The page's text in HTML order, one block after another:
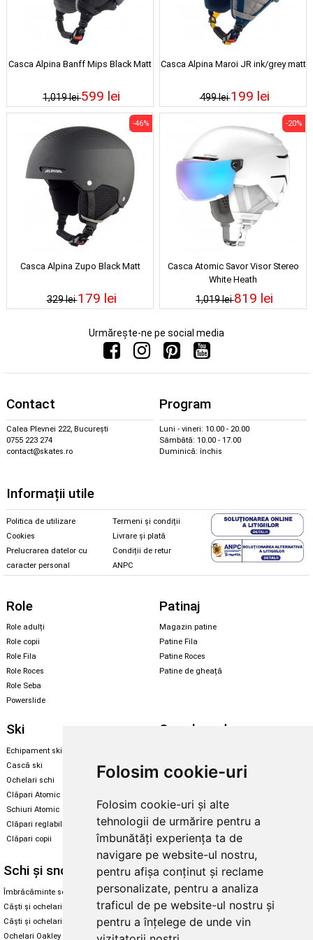
Folosim cookie-uri
Folosim cookie-uri și alte
tehnologii de urmărire pentru a
îmbunătăți experiența ta de
navigare pe website-ul nostru,
pentru afișa conținut și reclame
personalizate, pentru a analiza
traficul de pe website-ul nostru și
pentru a înțelege de unde vin
Casca Alpina Banff Mips Black Matt
1,019 lei599 lei
Casca Alpina Maroi JR ink/grey matt
499 lei199 lei
Casca Alpina Zupo Black Matt
329 lei
-46%
179 lei
Casca Atomic Savor Visor Stereo
White Heath
1,019 lei
-20%
819 lei
Urmărește-ne pe social media
Contact
Calea Plevnei 222, București
0755 223 274
contact@skates.ro
Program
Luni - vineri: 10.00 - 20.00
Sâmbătă: 10.00 - 17.00
Duminică: închis
Informații utile
Politica de utilizare
Cookies
Prelucrarea datelor cu
caracter personal
Termeni și condiții
Livrare și plată
Condiții de retur
ANPC
Role
Role adulți
Role copii
Role Fila
Role Roces
Role Seba
Powerslide
Patinaj
Magazin patine
Patine Fila
Patine Roces
Patine de gheață
Ski
Echipament ski
Cască ski
Ochelari schi
Clăpari Atomic
Schiuri Atomic
Clăpari reglabili
Clăpari copii
Snowboard
Echipament snowboard
Legături Rome SDS
Skate & longboard
Enuff Skateboards
Schi și snowboard
Îmbrăcăminte schi și snowboard
Căști și ochelari de iarnă
Căști și ochelari Alpina
Ochelari Oakley
Diverse
Cum aleg rolele
Cum aleg ochelarii
Ochelari de soare Oakley
Ochelari de soare Alpina